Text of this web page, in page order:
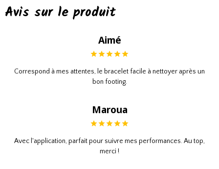
Avis sur le produit
Aimé
Correspond à mes attentes, le bracelet facile à nettoyer après un
bon footing.
Maroua
Avec l'application, parfait pour suivre mes performances. Au top,
merci !